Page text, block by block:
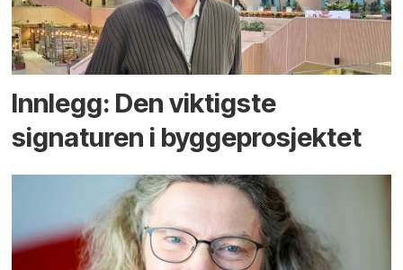
Innlegg: Den viktigste
signaturen i bygge­­prosjektet